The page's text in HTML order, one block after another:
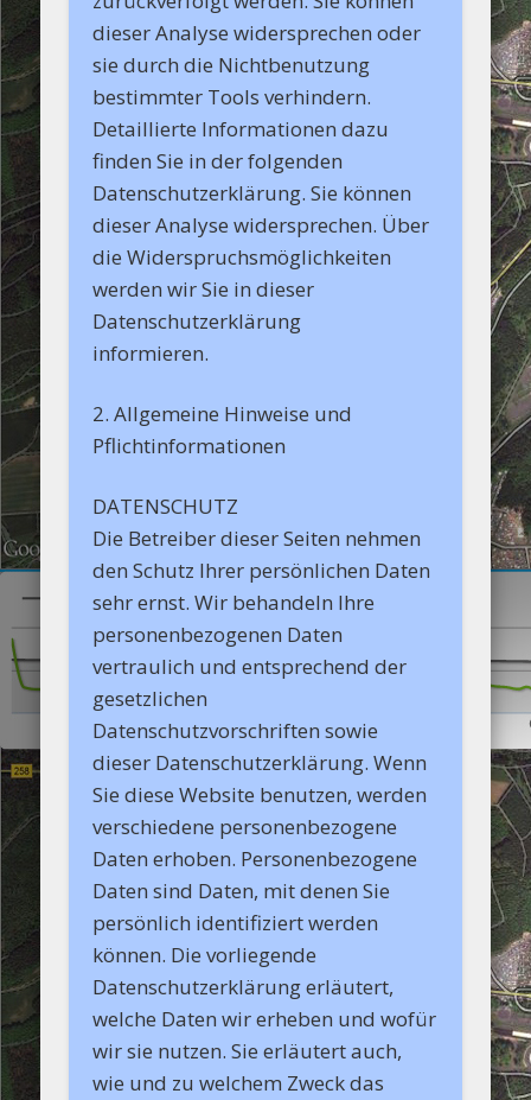
dieser Analyse widersprechen oder
sie durch die Nichtbenutzung
bestimmter Tools verhindern.
Detaillierte Informationen dazu
finden Sie in der folgenden
Datenschutzerklärung. Sie können
dieser Analyse widersprechen. Über
die Widerspruchsmöglichkeiten
werden wir Sie in dieser
Datenschutzerklärung
informieren.
2. Allgemeine Hinweise und
Pflichtinformationen
DATENSCHUTZ
Die Betreiber dieser Seiten nehmen
den Schutz Ihrer persönlichen Daten
sehr ernst. Wir behandeln Ihre
personenbezogenen Daten
vertraulich und entsprechend der
gesetzlichen
Datenschutzvorschriften sowie
dieser Datenschutzerklärung. Wenn
Sie diese Website benutzen, werden
verschiedene personenbezogene
Daten erhoben. Personenbezogene
Daten sind Daten, mit denen Sie
persönlich identifiziert werden
können. Die vorliegende
Datenschutzerklärung erläutert,
welche Daten wir erheben und wofür
wir sie nutzen. Sie erläutert auch,
wie und zu welchem Zweck das